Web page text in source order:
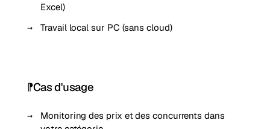
Excel)
Travail local sur PC (sans cloud)
Cas d'usage
Monitoring des prix et des concurrents dans